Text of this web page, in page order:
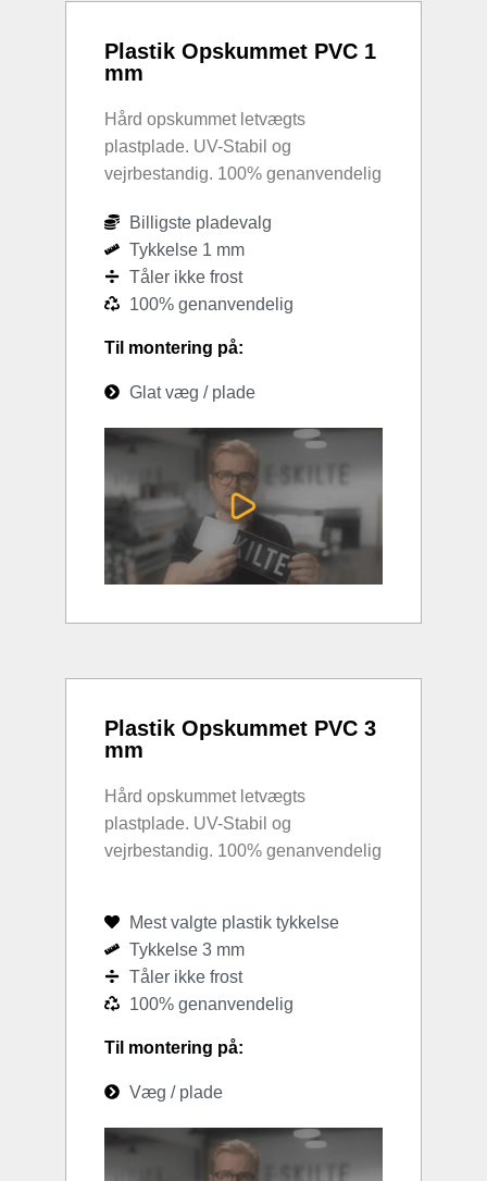
Plastik Opskummet PVC 1
mm
Hård opskummet letvægts
plastplade. UV-Stabil og
vejrbestandig. 100% genanvendelig
Billigste pladevalg
Tykkelse 1 mm
Tåler ikke frost
100% genanvendelig
Til montering på:
Glat væg / plade
Plastik Opskummet PVC 3
mm
Hård opskummet letvægts
plastplade. UV-Stabil og
vejrbestandig. 100% genanvendelig
Mest valgte plastik tykkelse
Tykkelse 3 mm
Tåler ikke frost
100% genanvendelig
Til montering på:
Væg / plade